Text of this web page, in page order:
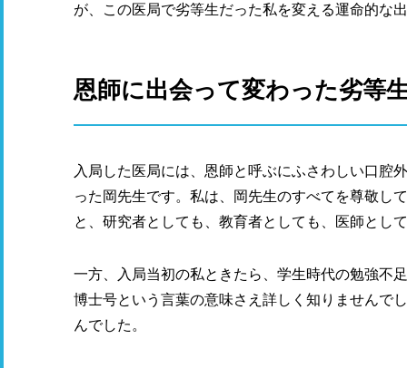
が、この医局で劣等生だった私を変える運命的な
恩師に出会って変わった劣等
入局した医局には、恩師と呼ぶにふさわしい口腔
った岡先生です。私は、岡先生のすべてを尊敬し
と、研究者としても、教育者としても、医師とし
一方、入局当初の私ときたら、学生時代の勉強不
博士号という言葉の意味さえ詳しく知りませんで
んでした。